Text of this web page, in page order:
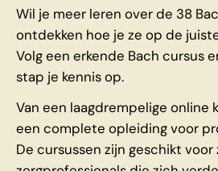
Wil je meer leren over de 38
ontdekken hoe je ze op de
Volg een erkende Bach cursus
stap je kennis op.
Van een laagdrempelige online
een complete opleiding voor
De cursussen zijn geschikt